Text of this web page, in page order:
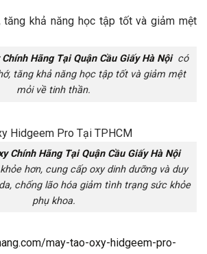
Hãng Tại Quận Cầu Giấy Hà Nội có
tăng khả năng học tập tốt và giảm mệt
mỏi về tinh thần.
Chính Hãng Tại Quận Cầu Giấy Hà Nội
hơn, cung cấp oxy dinh dưỡng và duy
chống lão hóa giảm tình trạng sức khỏe
phụ khoa.